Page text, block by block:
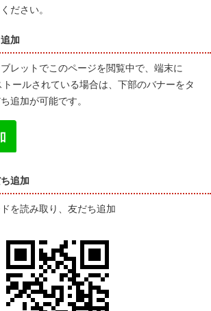
ださい。
加
レットでこのページを閲覧中で、端末に
ールされている場合は、下部のバナーをタ
追加が可能です。
追加
を読み取り、友だち追加